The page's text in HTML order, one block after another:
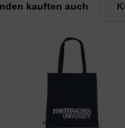
kauften auch